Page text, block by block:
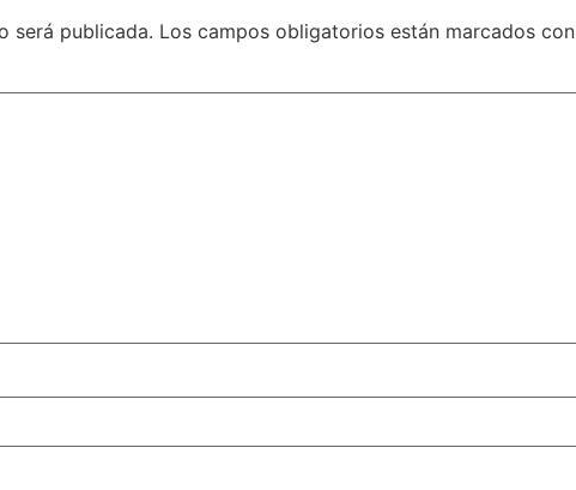
será publicada. Los campos obligatorios están marcados con